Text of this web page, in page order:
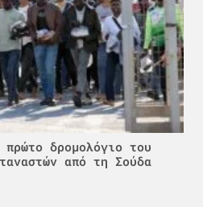
πρώτο δρομολόγιο του
από τη Σούδα